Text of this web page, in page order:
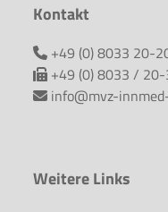
Kontakt
+49 (0) 8033 20-
+49 (0) 8033 /
info@mvz-
Weitere Links